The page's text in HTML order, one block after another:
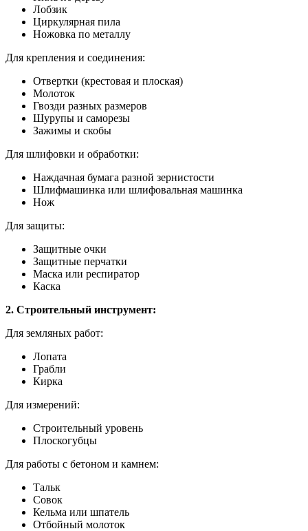
Лобзик
Циркулярная пила
Ножовка по металлу
Для крепления и соединения:
Отвертки (крестовая и плоская)
Молоток
Гвозди разных размеров
Шурупы и саморезы
Зажимы и скобы
Для шлифовки и обработки:
Наждачная бумага разной зернистости
Шлифмашинка или шлифовальная машинка
Нож
Для защиты:
Защитные очки
Защитные перчатки
Маска или респиратор
Каска
2. Строительный инструмент:
Для земляных работ:
Лопата
Грабли
Кирка
Для измерений:
Строительный уровень
Плоскогубцы
Для работы с бетоном и камнем:
Тальк
Совок
Кельма или шпатель
Отбойный молоток